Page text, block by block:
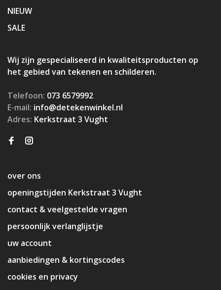
NIEUW
SALE
Wij zijn gespecialiseerd in kwaliteitsproducten op
het gebied van tekenen en schilderen.
Telefoon: 073 6579992
E-mail: info@detekenwinkel.nl
Adres: Kerkstraat 3 Vught
over ons
openingstijden Kerkstraat 3 Vught
contact & veelgestelde vragen
persoonlijk verlanglijstje
uw account
aanbiedingen & kortingscodes
cookies en privacy